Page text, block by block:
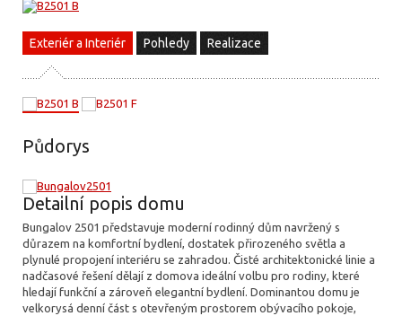
Exteriér a Interiér Pohledy Realizace
Půdorys
Detailní popis domu
Bungalov 2501 představuje moderní rodinný dům navržený s
důrazem na komfortní bydlení, dostatek přirozeného světla a
plynulé propojení interiéru se zahradou. Čisté architektonické linie a
nadčasové řešení dělají z domova ideální volbu pro rodiny, které
hledají funkční a zároveň elegantní bydlení. Dominantou domu je
velkorysá denní část s otevřeným prostorem obývacího pokoje,